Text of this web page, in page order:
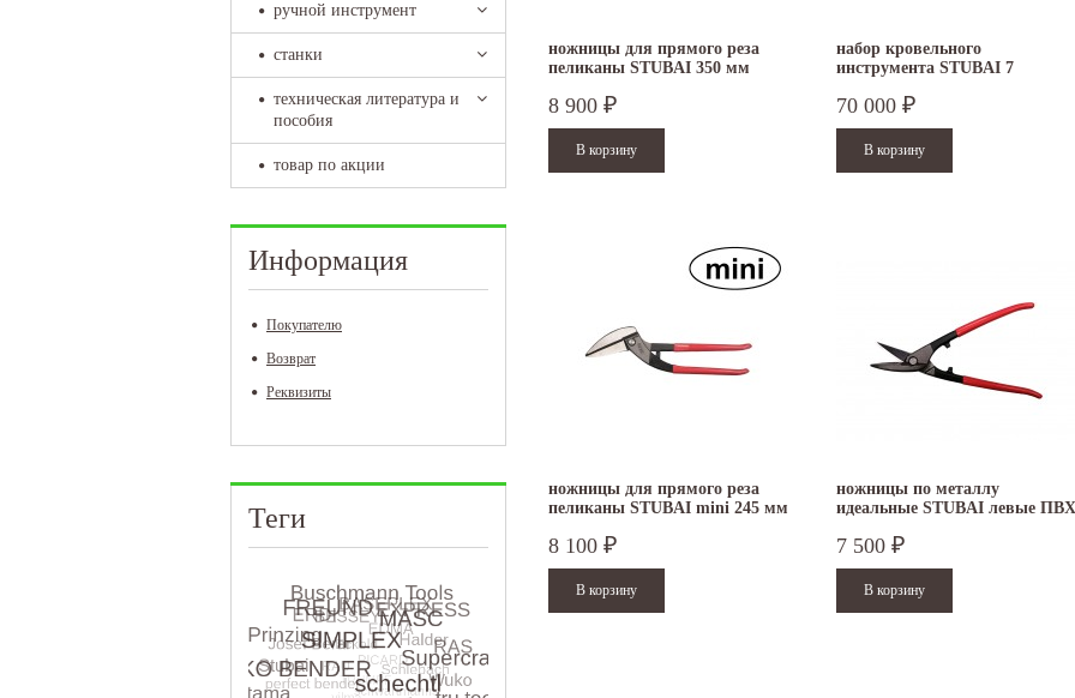
ручной инструмент
станки
техническая литература и
пособия
товар по акции
Информация
Покупателю
Возврат
Реквизиты
Теги
ножницы для прямого реза
пеликаны STUBAI 350 мм
8 900 ₽
набор кровельного
инструмента STUBAI 7
70 000 ₽
ножницы для прямого реза
пеликаны STUBAI mini 245 мм
8 100 ₽
ножницы по металлу
идеальные STUBAI левые ПВХ
7 500 ₽